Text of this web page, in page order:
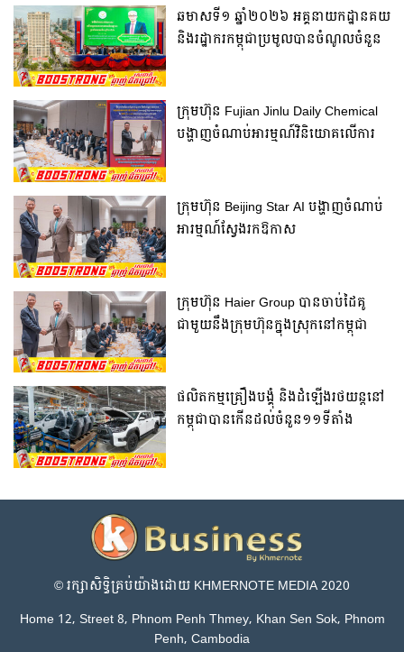
ឆមាសទី១ ឆ្នាំ២០២៦ អគ្គនាយកដ្ឋានគយ
និងរដ្ឋាករកម្ពុជាប្រមូលបានចំណូលចំនួន
ឆ្នាំ២០២៥
ក្រុមហ៊ុន Fujian Jinlu Daily Chemical
បង្ហាញចំណាប់អារម្មណ៍វិនិយោគលើការ
ក្រុមហ៊ុន Beijing Star AI បង្ហាញចំណាប់
អារម្មណ៍ស្វែងរកឱកាស
ក្រុមហ៊ុន Haier Group បានចាប់ដៃគូ
ជាមួយនឹងក្រុមហ៊ុនក្នុងស្រុកនៅកម្ពុជា
កម្ពុជា
ផលិតកម្មគ្រឿងបង្គុំ និងដំឡើងរថយន្តនៅ
កម្ពុជាបានកើនដល់ចំនួន១១ទីតាំង
© រក្សា​សិទ្ធិ​គ្រប់​យ៉ាង​ដោយ​ KHMERNOTE MEDIA 2020
Home 12, Street 8, Phnom Penh Thmey, Khan Sen Sok, Phnom
Penh, Cambodia